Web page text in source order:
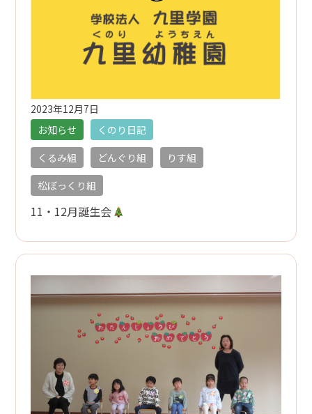
お知らせ
くのり日記
園の概要
概要
アクセス
お問い合わせ
0238-23-9261
月曜日～金曜日／9:00～17:00
お問い合わせ
webからのお問い合わせは
24時間受付中
2023年12月7日
お知らせ
くのり日記
くるみ組
どんぐり組
りす組
松ぼっくり組
11・12月誕生会